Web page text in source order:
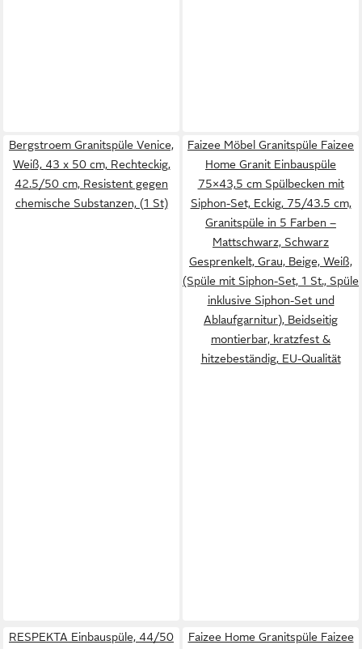
Bergstroem Granitspüle Venice,
Weiß, 43 x 50 cm, Rechteckig,
42.5/50 cm, Resistent gegen
chemische Substanzen, (1 St)
Faizee Möbel Granitspüle Faizee
Home Granit Einbauspüle
75×43,5 cm Spülbecken mit
Siphon-Set, Eckig, 75/43.5 cm,
Granitspüle in 5 Farben –
Mattschwarz, Schwarz
Gesprenkelt, Grau, Beige, Weiß,
(Spüle mit Siphon-Set, 1 St., Spüle
inklusive Siphon-Set und
Ablaufgarnitur), Beidseitig
montierbar, kratzfest &
hitzebeständig, EU-Qualität
RESPEKTA Einbauspüle, 44/50
Faizee Home Granitspüle Faizee